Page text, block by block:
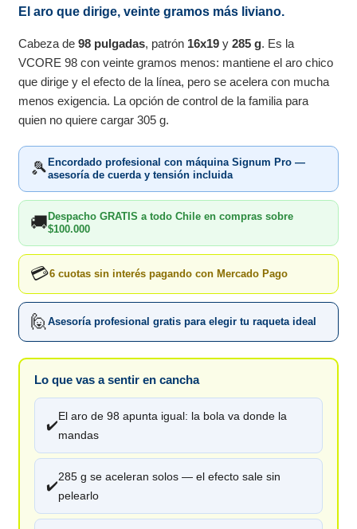
El aro que dirige, veinte gramos más liviano.
Cabeza de98 pulgadas, patrón 16x19 y285 g. Es la
VCORE 98 con veinte gramos menos: mantiene el aro chico
que dirige y el efecto de la línea, pero se acelera con mucha
menos exigencia. La opción de control de la familia para
quien no quiere cargar 305 g.
🎾Encordado profesional con máquina Signum Pro —
asesoría de cuerda y tensión incluida
🚚Despacho GRATIS a todo Chile en compras sobre
$100.000
💳6 cuotas sin interés pagando con Mercado Pago
🙋Asesoría profesional gratis para elegir tu raqueta ideal
Lo que vas a sentir en cancha
✔️
El aro de 98 apunta igual: la bola va donde la
mandas
✔️
285 g se aceleran solos — el efecto sale sin
pelearlo